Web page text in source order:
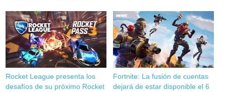
Rocket League presenta los
desafíos de su próximo Rocket
Fortnite: La fusión de cuentas
dejará de estar disponible el 6